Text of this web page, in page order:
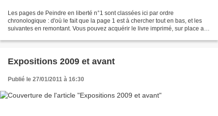
Les pages de Peindre en liberté n°1 sont classées ici par ordre
chronologique : d'où le fait que la page 1 est à chercher tout en bas, et les
suivantes en remontant. Vous pouvez acquérir le livre imprimé, sur place au
Expositions 2009 et avant
Publié le 27/01/2011 à 16:30